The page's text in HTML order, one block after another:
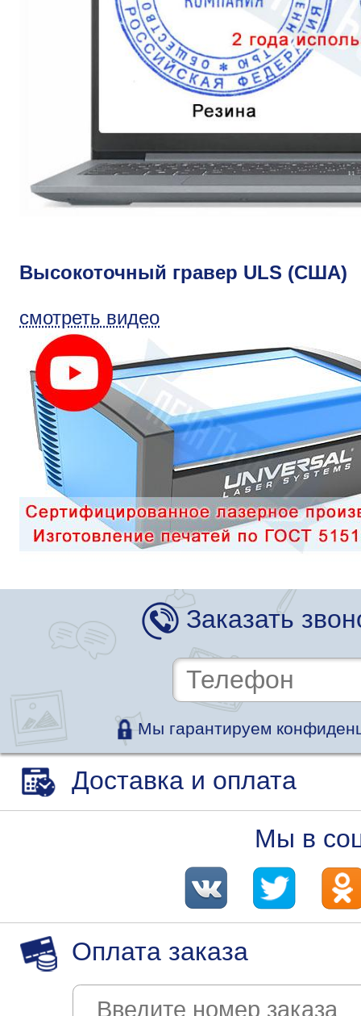
Высокоточный гравер ULS (США)
смотреть видео
Заказать
Мы гарантируем
Доставка и оплата
Мы в
Оплата заказа